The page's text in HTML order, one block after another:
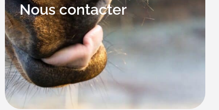
Nous contacter